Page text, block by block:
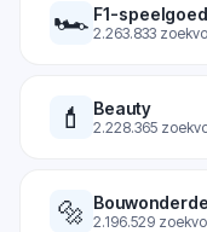
🏎️ F1-speelgoed
2.263.833
💄 Beauty
2.228.365
🔩 2.196.529